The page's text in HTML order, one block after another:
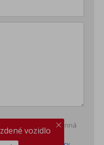
vozidlo
jedna položka povinná